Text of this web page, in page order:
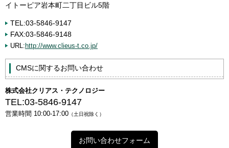
イトーピア岩本町二丁目ビル5階
TEL:03-5846-9147
FAX:03-5846-9148
URL: http://www.clieus-t.co.jp/
CMSに関するお問い合わせ
株式会社クリアス・テクノロジー
TEL:03-5846-9147
営業時間 10:00-17:00 （土日祝除く）
お問い合わせフォーム